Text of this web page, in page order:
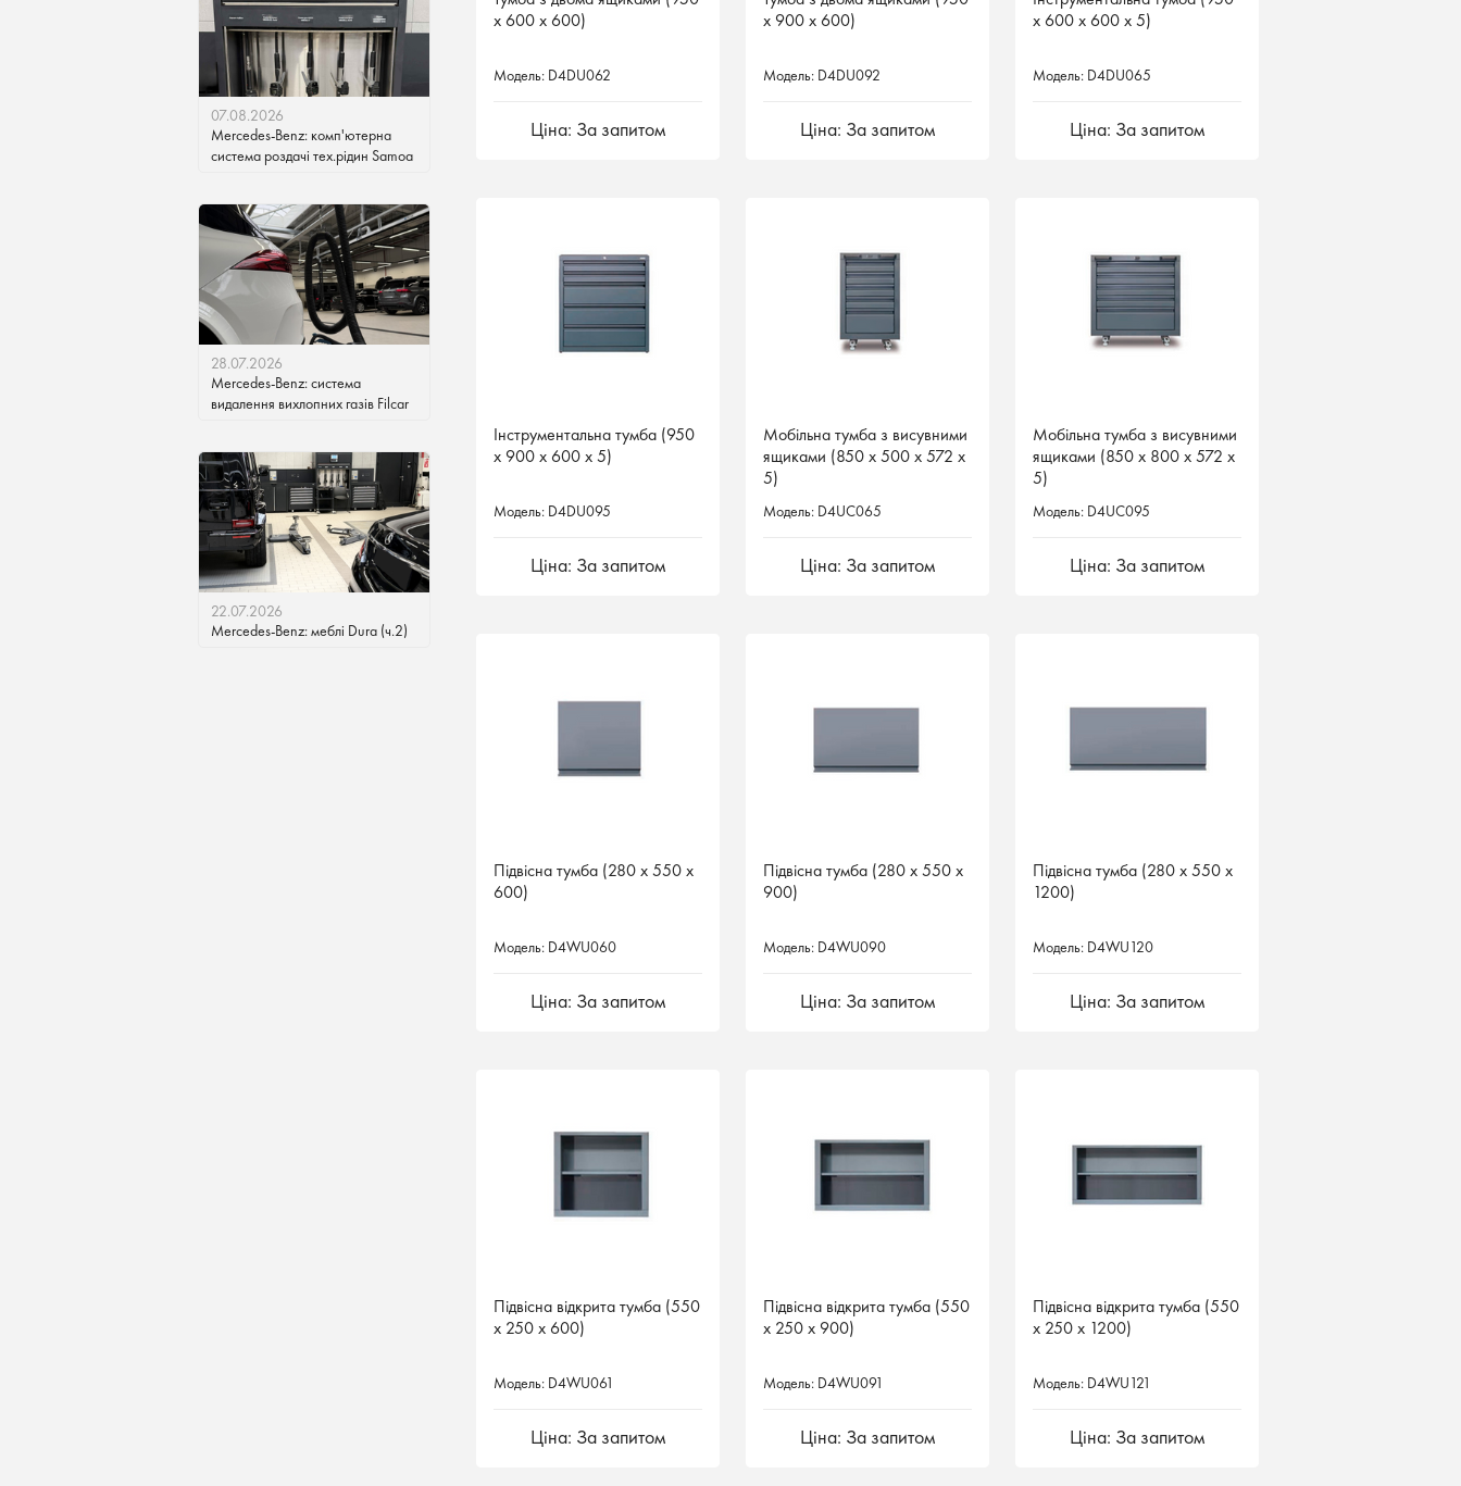
07.08.2026
Mercedes-Benz: комп'ютерна
система роздачі тех.рідин Samoa
28.07.2026
Mercedes-Benz: система
видалення вихлопних газів Filcar
22.07.2026
Mercedes-Benz: меблі Dura (ч.2)
х 600 х 600)
Модель: D4DU062
Ціна: За запитом
х 600 х 600)
Модель: D4DU062
Ціна: За запитом
х 900 х 600)
Модель: D4DU092
Ціна: За запитом
х 900 х 600)
Модель: D4DU092
Ціна: За запитом
х 600 х 600 х 5)
Модель: D4DU065
Ціна: За запитом
х 600 х 600 х 5)
Модель: D4DU065
Ціна: За запитом
Інструментальна тумба (950
х 900 х 600 х 5)
Модель: D4DU095
Ціна: За запитом
Інструментальна тумба (950
х 900 х 600 х 5)
Модель: D4DU095
Ціна: За запитом
Мобільна тумба з висувними
ящиками (850 х 500 х 572 х
5)
Модель: D4UC065
Ціна: За запитом
Мобільна тумба з висувними
ящиками (850 х 500 х 572 х
5)
Модель: D4UC065
Ціна: За запитом
Мобільна тумба з висувними
ящиками (850 х 800 х 572 х
5)
Модель: D4UC095
Ціна: За запитом
Мобільна тумба з висувними
ящиками (850 х 800 х 572 х
5)
Модель: D4UC095
Ціна: За запитом
Підвісна тумба (280 х 550 х
600)
Модель: D4WU060
Ціна: За запитом
Підвісна тумба (280 х 550 х
600)
Модель: D4WU060
Ціна: За запитом
Підвісна тумба (280 х 550 х
900)
Модель: D4WU090
Ціна: За запитом
Підвісна тумба (280 х 550 х
900)
Модель: D4WU090
Ціна: За запитом
Підвісна тумба (280 х 550 х
1200)
Модель: D4WU120
Ціна: За запитом
Підвісна тумба (280 х 550 х
1200)
Модель: D4WU120
Ціна: За запитом
Підвісна відкрита тумба (550
х 250 х 600)
Модель: D4WU061
Ціна: За запитом
Підвісна відкрита тумба (550
х 250 х 600)
Модель: D4WU061
Ціна: За запитом
Підвісна відкрита тумба (550
х 250 х 900)
Модель: D4WU091
Ціна: За запитом
Підвісна відкрита тумба (550
х 250 х 900)
Модель: D4WU091
Ціна: За запитом
Підвісна відкрита тумба (550
х 250 х 1200)
Модель: D4WU121
Ціна: За запитом
Підвісна відкрита тумба (550
х 250 х 1200)
Модель: D4WU121
Ціна: За запитом